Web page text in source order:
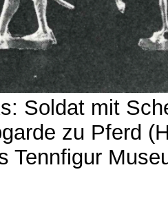
Soldat mit
zu Pferd
Tennfigur